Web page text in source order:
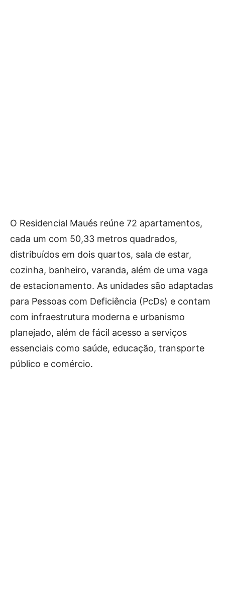
O Residencial Maués reúne 72 apartamentos,
cada um com 50,33 metros quadrados,
distribuídos em dois quartos, sala de estar,
cozinha, banheiro, varanda, além de uma vaga
de estacionamento. As unidades são adaptadas
para Pessoas com Deficiência (PcDs) e contam
com infraestrutura moderna e urbanismo
planejado, além de fácil acesso a serviços
essenciais como saúde, educação, transporte
público e comércio.